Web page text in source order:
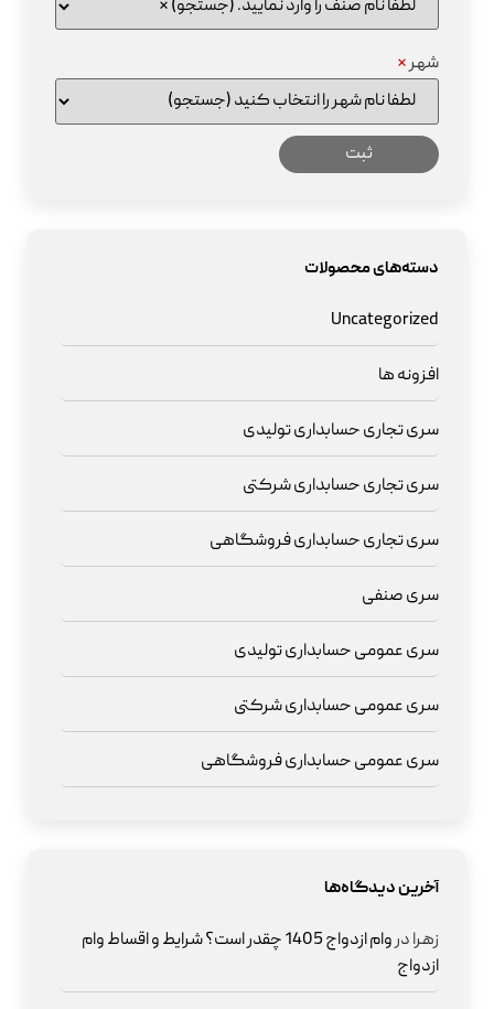
شهر*
دسته‌های محصولات
Uncategorized
افزونه ها
سری تجاری حسابداری تولیدی
سری تجاری حسابداری شرکتی
سری تجاری حسابداری فروشگاهی
سری صنفی
سری عمومی حسابداری تولیدی
سری عمومی حسابداری شرکتی
سری عمومی حسابداری فروشگاهی
آخرین دیدگاه‌ها
زهرادر
وام ازدواج 1405 چقدر است؟ شرایط و اقساط وام
ازدواج